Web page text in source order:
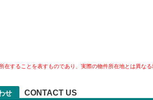
することを表すものであり、実際の物件所在地とは異なる
せ CONTACT US